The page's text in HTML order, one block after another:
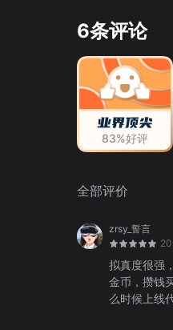
与模式，你可以逐步掌握： • 停车技巧与操作方法 • 车辆控制与方向判断 • 空间感知与距离
成属于你的停车挑
6条评论
83%好评
全部评价
zrsy_誓言
拟真度很强
金币，攒钱
么时候上线